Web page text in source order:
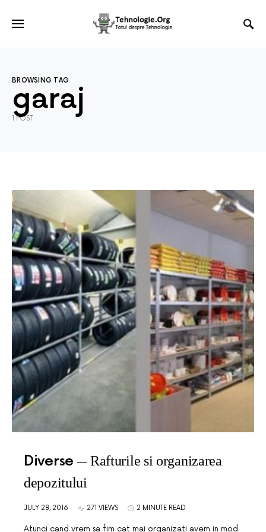
BROWSING TAG
garaj
1 POST
Diverse
Rafturile si organizarea
depozitului
JULY 28, 2016 271 VIEWS 2 MINUTE READ
Atunci cand vrem sa fim cat mai organizati avem in mod